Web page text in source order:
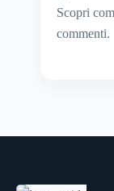
Scopri
commenti.